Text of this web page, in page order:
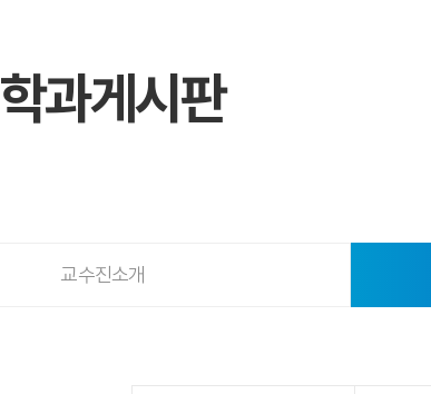
학과게시판
교수진소개